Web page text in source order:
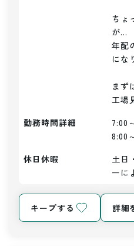
ちょ
が...
年配
にな
まず
勤務時間詳細
7:00
8:00
休日休暇
土日
ーに
キープする 詳細